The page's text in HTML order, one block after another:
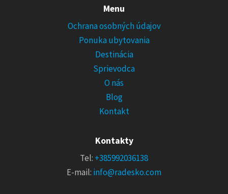
Menu
Ochrana osobných údajov
Ponuka ubytovania
Destinácia
Sprievodca
O nás
Blog
Kontakt
Kontakty
Tel: +385992036138
E-mail: info@radesko.com